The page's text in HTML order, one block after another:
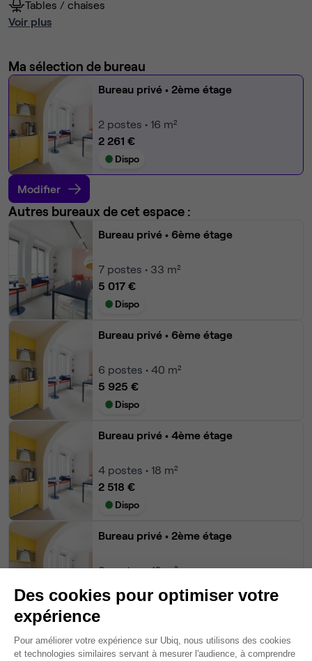
Tables / chaises
Voir plus
Ma sélection de bureau
Bureau privé • 2ème étage
2 postes • 16 m²
2 261 €
Dispo
Modifier
Autres bureaux de cet espace :
Bureau privé • 6ème étage
7 postes • 33 m²
5 017 €
Dispo
Bureau privé • 6ème étage
6 postes • 40 m²
5 925 €
Dispo
Bureau privé • 4ème étage
4 postes • 18 m²
2 518 €
Dispo
Bureau privé • 2ème étage
3postes • 13 m²
Dispo
Voir tout
Des cookies pour optimiser votre
expérience
Plateforme de Gestion du
Pour améliorer votre expérience sur Ubiq, nous utilisons des cookies
et technologies similaires servant à mesurer l'audience, à comprendre